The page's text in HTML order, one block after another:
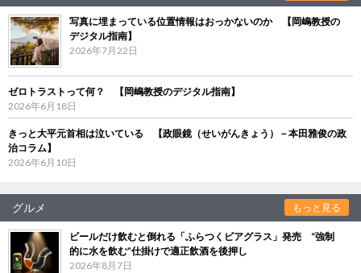
写真に埋まっている位置情報はおっかないのか 【岡嶋教授の
デジタル指南】
2026年7月22日
ゼロトラストって何？ 【岡嶋教授のデジタル指南】
2026年6月18日
きっと大平元首相は泣いている 【政眼鏡（せいがんきょう）－本田雅俊の政
治コラム】
2026年6月10日
グルメ もっと見る
ビールだけ飲むと倒れる「ふらつくビアグラス」発売 “強制
的に水を飲む”仕掛けで適正飲酒を後押し
2026年8月7日